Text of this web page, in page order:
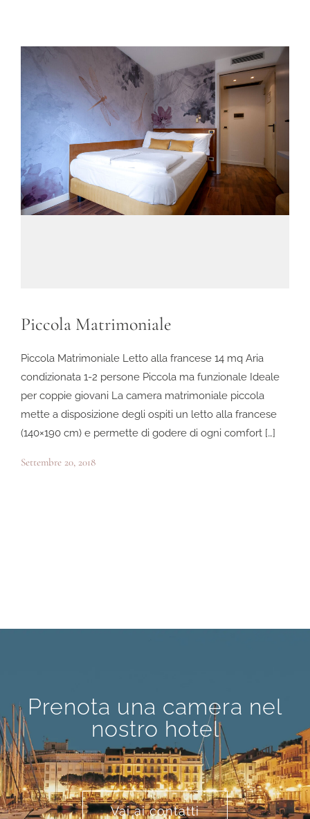
Piccola Matrimoniale
Piccola Matrimoniale Letto alla francese 14 mq Aria
condizionata 1-2 persone Piccola ma funzionale Ideale
per coppie giovani La camera matrimoniale piccola
mette a disposizione degli ospiti un letto alla francese
(140×190 cm) e permette di godere di ogni comfort […]
Settembre 20, 2018
Prenota una camera nel
nostro hotel
Vai ai contatti